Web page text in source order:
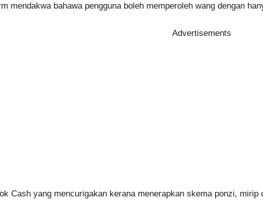
mendakwa bahawa pengguna boleh memperoleh wang dengan
Advertisements
Cash yang mencurigakan kerana menerapkan skema ponzi,